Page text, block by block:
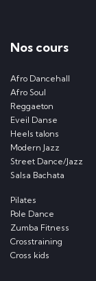
Nos cours
Afro Dancehall
Afro Soul
Reggaeton
Eveil Danse
Heels talons
Modern Jazz
Street Dance/Jazz
Salsa Bachata
Pilates
Pole Dance
Zumba Fitness
Crosstraining
Cross kids